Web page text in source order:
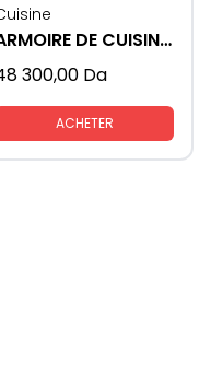
ARMOIRE DE CUISINE COULISSANTE CABINET 60 CM
300,00 Da
ACHETER